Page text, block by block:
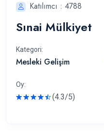
Katılımcı : 4788
Sınai Mülkiyet
Kategori:
Mesleki Gelişim
Oy:
(4.3/5)